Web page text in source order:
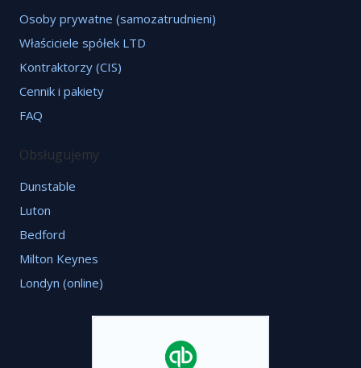
Osoby prywatne (samozatrudnieni)
Właściciele spółek LTD
Kontraktorzy (CIS)
Cennik i pakiety
FAQ
Obsługujemy
Dunstable
Luton
Bedford
Milton Keynes
Londyn (online)